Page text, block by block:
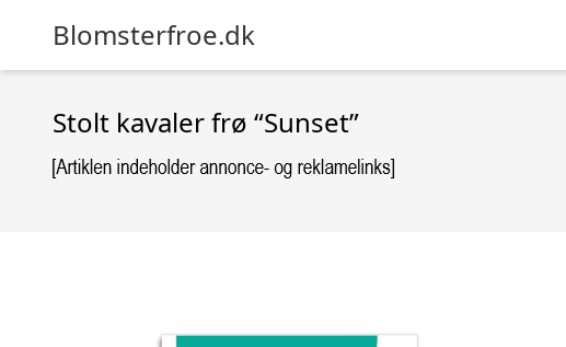
Blomsterfroe.dk
Stolt kavaler frø “Sunset”